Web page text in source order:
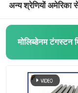
अन्य श्रेणियों अमेरिका
मोलिब्डेनम टंगस्टन